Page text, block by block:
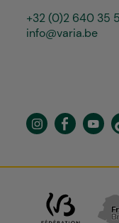
+32 (0)2 640 35
info@varia.be